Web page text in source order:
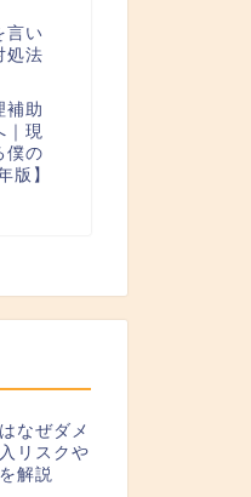
言い
処法
補助
｜現
僕の
版】
なぜダメ
リスクや
解説